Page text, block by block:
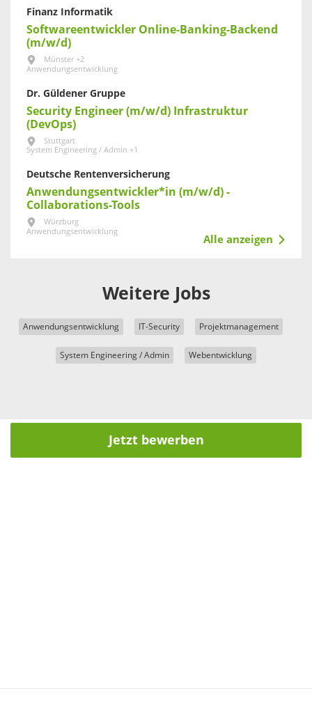
Finanz Informatik
Softwareentwickler Online-Banking-Backend
(m/w/d)
Münster +2
Anwendungsentwicklung
Dr. Güldener Gruppe
Security Engineer (m/w/d) Infrastruktur
(DevOps)
Stuttgart
System Engineering / Admin +1
Deutsche Rentenversicherung
Anwendungsentwickler*in (m/w/d) -
Collaborations-Tools
Würzburg
Anwendungsentwicklung
Alle anzeigen
Weitere Jobs
Anwendungsentwicklung IT-Security Projektmanagement
System Engineering / Admin Webentwicklung
Jetzt bewerben